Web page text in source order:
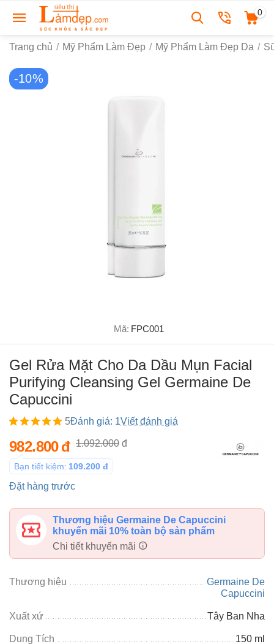
0
Trang chủ / Mỹ Phẩm Làm Đẹp / Mỹ Phẩm Làm Đẹp Da /
-10%
Mã: FPC001
Gel Rửa Mặt Cho Da Dầu Mụn Facial
Purifying Cleansing Gel Germaine De
Capuccini
5Đánh giá: 1Viết đánh giá
982.800đ 1.092.000 đ
Bạn tiết kiệm: 109.200 đ
Đặt hàng trước
Thương hiệu Germaine De Capuccini
khuyến mãi 10% toàn bộ sản phẩm
Chi tiết khuyến mãi
Thương hiệu
Germaine De
Capuccini
Xuất xứ Tây Ban Nha
Dung Tích 150 ml